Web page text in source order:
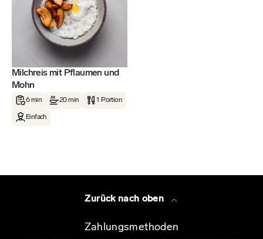
Milchreis mit Pflaumen und
Mohn
6 min 20 min 1 Portion
Einfach
Zurück nach oben
Zahlungsmethoden